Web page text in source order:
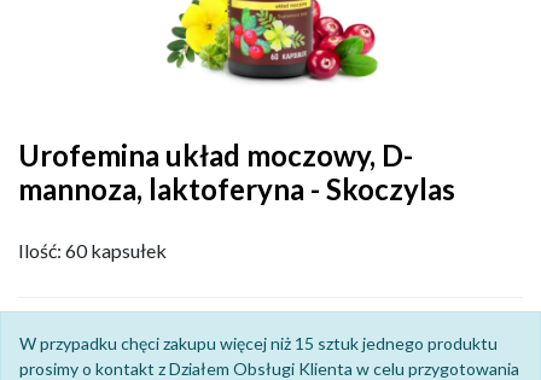
Urofemina układ moczowy, D-
mannoza, laktoferyna - Skoczylas
Ilość: 60 kapsułek
W przypadku chęci zakupu więcej niż 15 sztuk jednego produktu
prosimy o kontakt z Działem Obsługi Klienta w celu przygotowania